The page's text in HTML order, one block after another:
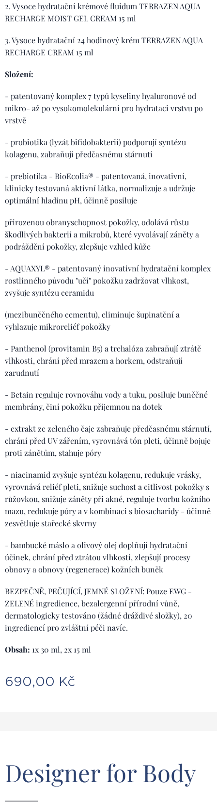
2. Vysoce hydratační krémové fluidum TERRAZEN AQUA
RECHARGE MOIST GEL CREAM 15 ml
3. Vysoce hydratační 24 hodinový krém TERRAZEN AQUA
RECHARGE CREAM 15 ml
Složení:
- patentovaný komplex 7 typů kyseliny hyaluronové od
mikro- až po vysokomolekulární pro hydrataci vrstvu po
vrstvě
- probiotika (lyzát bifidobakterií) podporují syntézu
kolagenu, zabraňují předčasnému stárnutí
- prebiotika - BioEcolia® - patentovaná, inovativní,
klinicky testovaná aktivní látka, normalizuje a udržuje
optimální hladinu pH, účinně posiluje
přirozenou obranyschopnost pokožky, odolává růstu
škodlivých bakterií a mikrobů, které vyvolávají záněty a
podráždění pokožky, zlepšuje vzhled kůže
- AQUAXYL® - patentovaný inovativní hydratační komplex
rostlinného původu "učí" pokožku zadržovat vlhkost,
zvyšuje syntézu ceramidu
(mezibuněčného cementu), eliminuje šupinatění a
vyhlazuje mikroreliéf pokožky
- Panthenol (provitamin B5) a trehalóza zabraňují ztrátě
vlhkosti, chrání před mrazem a horkem, odstraňují
zarudnutí
- Betain reguluje rovnováhu vody a tuku, posiluje buněčné
membrány, činí pokožku příjemnou na dotek
- extrakt ze zeleného čaje zabraňuje předčasnému stárnutí,
chrání před UV zářením, vyrovnává tón pleti, účinně bojuje
proti zánětům, stahuje póry
- niacinamid zvyšuje syntézu kolagenu, redukuje vrásky,
vyrovnává reliéf pleti, snižuje suchost a citlivost pokožky s
růžovkou, snižuje záněty při akné, reguluje tvorbu kožního
mazu, redukuje póry a v kombinaci s biosacharidy - účinně
zesvětluje stařecké skvrny
- bambucké máslo a olivový olej doplňují hydratační
účinek, chrání před ztrátou vlhkosti, zlepšují procesy
obnovy a obnovy (regenerace) kožních buněk
BEZPEČNĚ, PEČUJÍCÍ, JEMNÉ SLOŽENÍ: Pouze EWG -
ZELENÉ ingredience, bezalergenní přírodní vůně,
dermatologicky testováno (žádné dráždivé složky), 20
ingrediencí pro zvláštní péči navíc.
Obsah: 1x 30 ml, 2x 15 ml
690,00 Kč
Designer for Body